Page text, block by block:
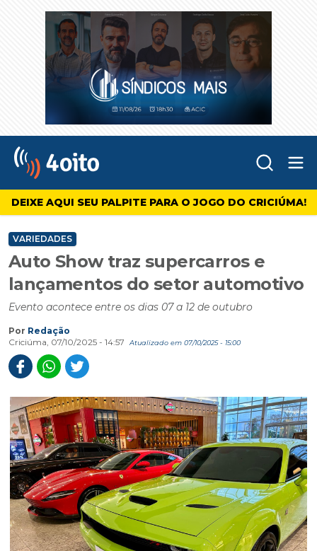
4oito
DEIXE AQUI SEU PALPITE PARA O JOGO DO CRICIÚMA!
VARIEDADES
Auto Show traz supercarros e
lançamentos do setor automotivo
Evento acontece entre os dias 07 a 12 de outubro
Por Redação
Criciúma, 07/10/2025 - 14:57
Atualizado em 07/10/2025 - 15:00